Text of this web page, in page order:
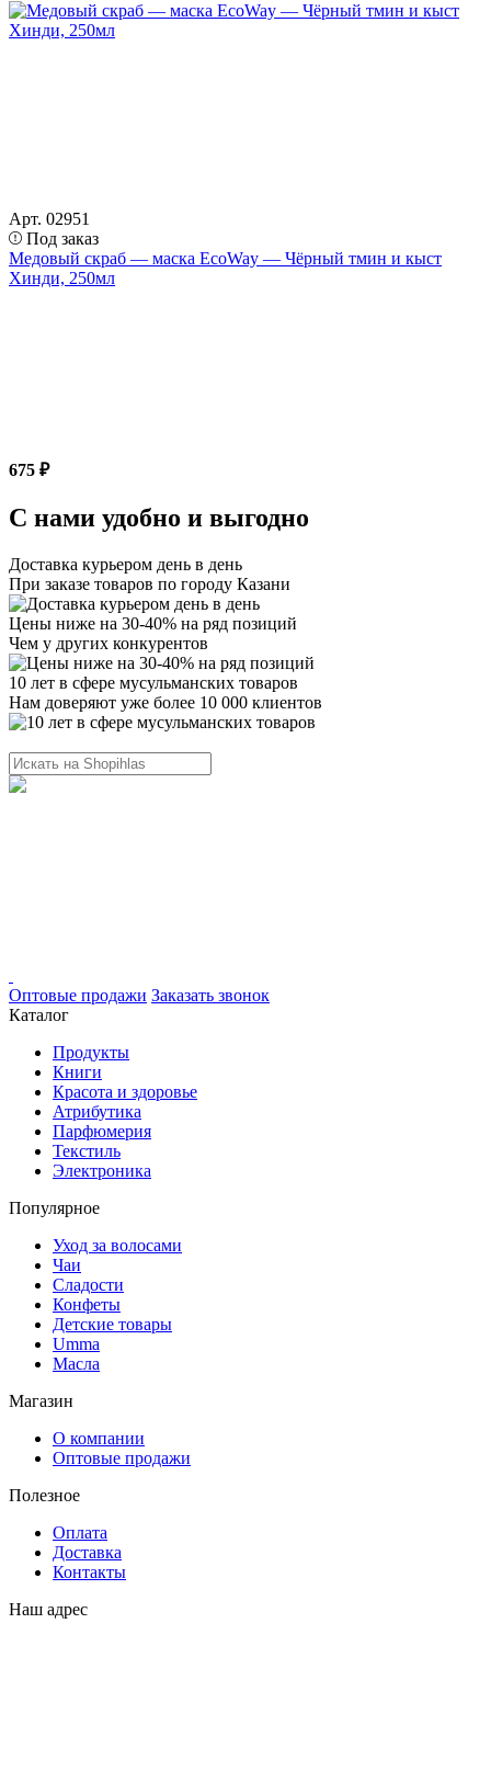
Арт. 02951
Под заказ
Медовый скраб — маска EcoWay — Чёрный тмин и кыст
Хинди, 250мл
675 ₽
С нами удобно и выгодно
Доставка курьером день в день
При заказе товаров по городу Казани
Цены ниже на 30-40% на ряд позиций
Чем у других конкурентов
10 лет в сфере мусульманских товаров
Нам доверяют уже более 10 000 клиентов
Оптовые продажи Заказать звонок
Каталог
Продукты
Книги
Красота и здоровье
Атрибутика
Парфюмерия
Текстиль
Электроника
Популярное
Уход за волосами
Чаи
Сладости
Конфеты
Детские товары
Umma
Масла
Магазин
О компании
Оптовые продажи
Полезное
Оплата
Доставка
Контакты
Наш адрес